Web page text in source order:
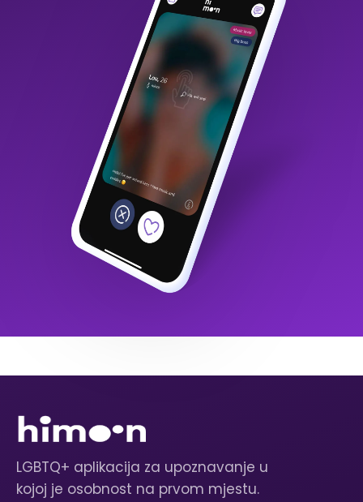
LGBTQ+ aplikacija za upoznavanje u
kojoj je osobnost na prvom mjestu.